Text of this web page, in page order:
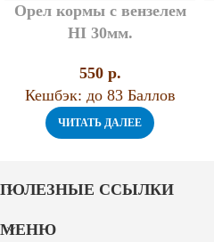
Орел кормы с вензелем
НI 30мм.
550 p.
Кешбэк: до 83 Баллов
ЧИТАТЬ ДАЛЕЕ
ПОЛЕЗНЫЕ ССЫЛКИ
МЕНЮ